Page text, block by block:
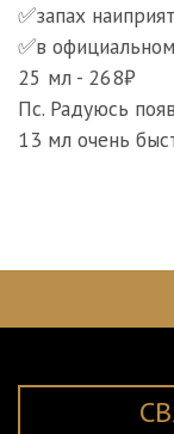
✅запах
✅в
25 мл - 268₽
Пс. Радуюсь
13 мл очень